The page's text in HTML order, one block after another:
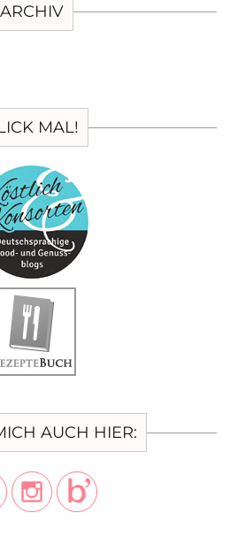
ARCHIV
MAL!
AUCH HIER: